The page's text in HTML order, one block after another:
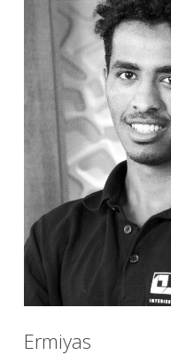
Ermiyas